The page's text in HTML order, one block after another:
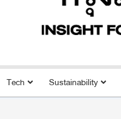
Tech Sustainability